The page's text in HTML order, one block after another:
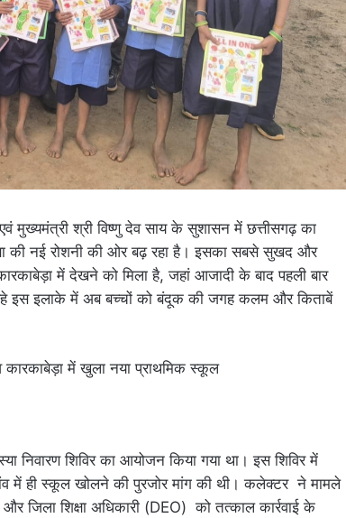
श्री विष्णु देव साय के सुशासन में छत्तीसगढ़ का
की नई रोशनी की ओर बढ़ रहा है। इसका सबसे सुखद और
में देखने को मिला है, जहां आजादी के बाद पहली बार
इस इलाके में अब बच्चों को बंदूक की जगह कलम और किताबें
निवारण शिविर का आयोजन किया गया था। इस शिविर में
में ही स्कूल खोलने की पुरजोर मांग की थी। कलेक्टर ने मामले
जिला शिक्षा अधिकारी (DEO) को तत्काल कार्रवाई के